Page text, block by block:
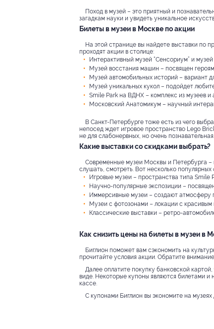
Поход в музей – это приятный и
загадкам науки и увидеть уникальное
Билеты в музеи в Москве по акции
На этой странице вы найдете выставки по
проходят акции в столице:
Интерактивный музей “Сенсориум” и
Музей восстания машин – посвящен
Музей автомобильных историй – вариант
Музей уникальных кукол – подойдет
Smile Park на ВДНХ – комплекс из музеев и
Московский Анатомикум – научный
В Санкт-Петербурге тоже есть из чего
непосед ждет игровое пространство Lego
не для слабонервных, но очень познавательная.
Какие выставки со скидками выбрать?
Современные музеи Москвы и Петербурга –
слушать, смотреть. Вот несколько
Игровые музеи – пространства типа Smile
Научно-популярные экспозиции –
Иммерсивные музеи – создают атмосферу
Музеи с фотозонами – локации с красивым
Классические выставки – ретро-
Как снизить цены на билеты в музеи в
Биглион поможет вам сэкономить на
прочитайте условия акции. Обратите
Далее оплатите покупку банковской
виде. Некоторые купоны являются билетами и
кассе.
С купонами Биглион вы экономите на